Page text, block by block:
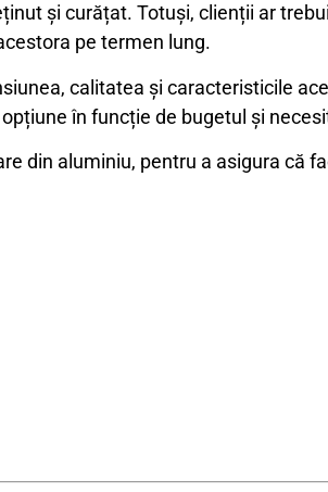
și curățat. Totuși, clienții ar
pe termen lung.
calitatea și caracteristicile
în funcție de bugetul și
din aluminiu, pentru a asigura că